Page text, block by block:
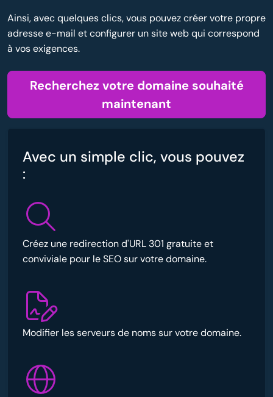
Ainsi, avec quelques clics, vous pouvez créer votre propre
adresse e-mail et configurer un site web qui correspond
à vos exigences.
Recherchez votre domaine souhaité
maintenant
Avec un simple clic, vous pouvez
:
Créez une redirection d'URL 301 gratuite et
conviviale pour le SEO sur votre domaine.
Modifier les serveurs de noms sur votre domaine.